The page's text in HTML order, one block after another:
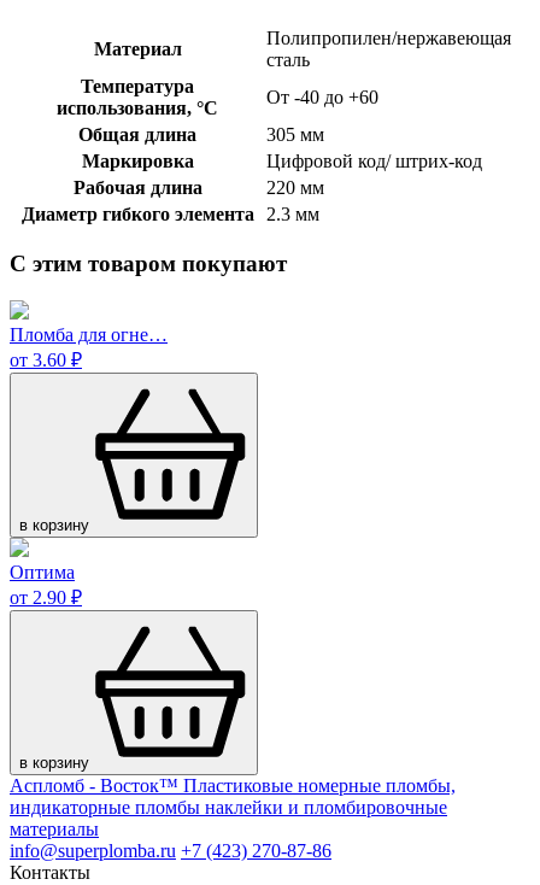
Материал
Полипропилен/нержавеющая
сталь
Температура
использования, °C
От -40 до +60
Общая длина
305 мм
Маркировка
Цифровой код/ штрих-код
Рабочая длина
220 мм
Диаметр гибкого элемента
2.3 мм
С этим товаром покупают
Пломба для огне…
от 3.60 ₽
в корзину
Оптима
от 2.90 ₽
в корзину
Аспломб - Восток™ Пластиковые номерные пломбы,
индикаторные пломбы наклейки и пломбировочные
материалы
info@superplomba.ru +7 (423) 270-87-86
Контакты